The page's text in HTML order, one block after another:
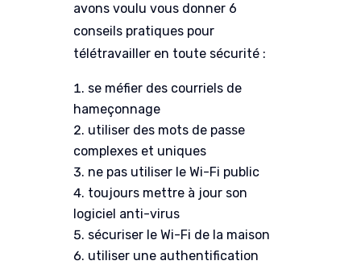
avons voulu vous donner 6
conseils pratiques pour
télétravailler en toute sécurité :
se méfier des courriels de
hameçonnage
utiliser des mots de passe
complexes et uniques
ne pas utiliser le Wi-Fi public
toujours mettre à jour son
logiciel anti-virus
sécuriser le Wi-Fi de la maison
utiliser une authentification